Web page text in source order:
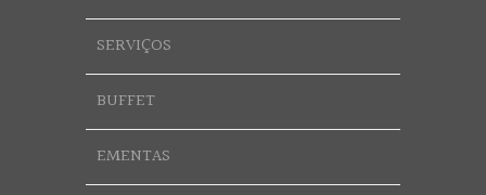
SERVIÇOS
BUFFET
EMENTAS